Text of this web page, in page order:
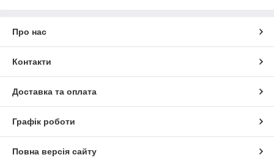
Про нас
Контакти
Доставка та оплата
Графік роботи
Повна версія сайту